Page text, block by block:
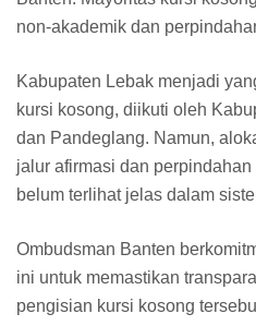
non-akademik dan
Kabupaten Lebak menjadi
kursi kosong, diikuti oleh
dan Pandeglang. Namun,
jalur afirmasi dan
belum terlihat jelas dalam
Ombudsman Banten
ini untuk memastikan
pengisian kursi kosong